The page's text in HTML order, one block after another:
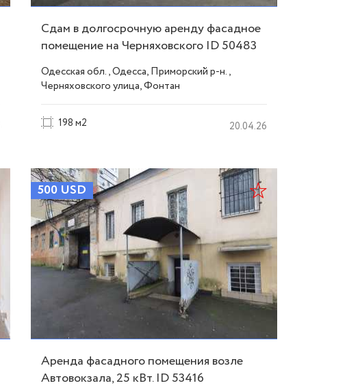
Сдам в долгосрочную аренду фасадное
помещение на Черняховского ID 50483
Одесская обл., Одесса, Приморский р-н.,
Черняховского улица, Фонтан
198 м2 20.04.26
500 USD
Аренда фасадного помещения возле
Автовокзала, 25 кВт. ID 53416